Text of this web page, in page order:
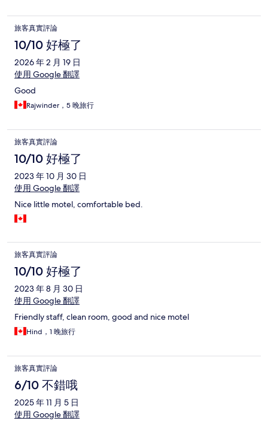
旅客真實評論
10/10 好極了
2026 年 2 月 19 日
使用 Google 翻譯
Good
Rajwinder，5 晚旅行
旅客真實評論
10/10 好極了
2023 年 10 月 30 日
使用 Google 翻譯
Nice little motel, comfortable bed.
旅客真實評論
10/10 好極了
2023 年 8 月 30 日
使用 Google 翻譯
Friendly staff, clean room, good and nice motel
Hind，1 晚旅行
旅客真實評論
6/10 不錯哦
2025 年 11 月 5 日
使用 Google 翻譯